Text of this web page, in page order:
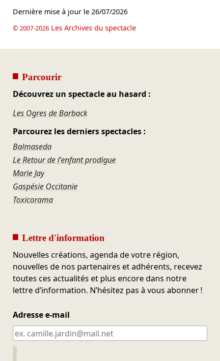
Dernière mise à jour le 26/07/2026
© 2007-2026Les Archives du spectacle
Parcourir
Découvrez un spectacle au hasard :
Les Ogres de Barback
Parcourez les derniers spectacles :
Balmaseda
Le Retour de l'enfant prodigue
Marie Jay
Gaspésie Occitanie
Toxicorama
Lettre d'information
Nouvelles créations, agenda de votre région,
nouvelles de nos partenaires et adhérents, recevez
toutes ces actualités et plus encore dans notre
lettre d’information. N’hésitez pas à vous abonner !
Adresse e-mail